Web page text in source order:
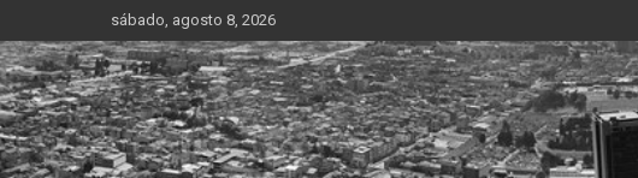
to
content
sábado, agosto 8, 2026